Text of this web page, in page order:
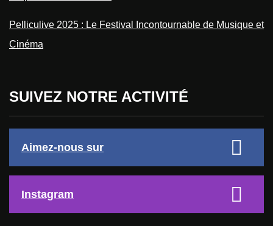
Pelliculive 2025 : Le Festival Incontournable de Musique et
Cinéma
SUIVEZ NOTRE ACTIVITÉ
Aimez-nous sur
Instagram